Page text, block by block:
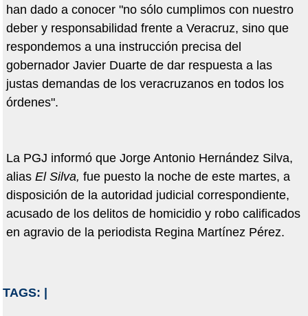
han dado a conocer "no sólo cumplimos con nuestro
deber y responsabilidad frente a Veracruz, sino que
respondemos a una instrucción precisa del
gobernador Javier Duarte de dar respuesta a las
justas demandas de los veracruzanos en todos los
órdenes".
La PGJ informó que Jorge Antonio Hernández Silva,
alias El Silva, fue puesto la noche de este martes, a
disposición de la autoridad judicial correspondiente,
acusado de los delitos de homicidio y robo calificados
en agravio de la periodista Regina Martínez Pérez.
TAGS: